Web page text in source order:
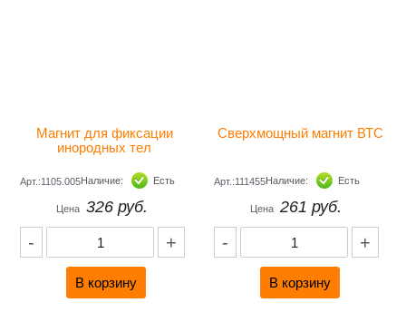
Магнит для фиксации
инородных тел
Арт.:1105.005Наличие: Есть
Цена 326 руб.
- +
Сверхмощный магнит ВТС
Арт.:111455Наличие: Есть
Цена 261 руб.
- +